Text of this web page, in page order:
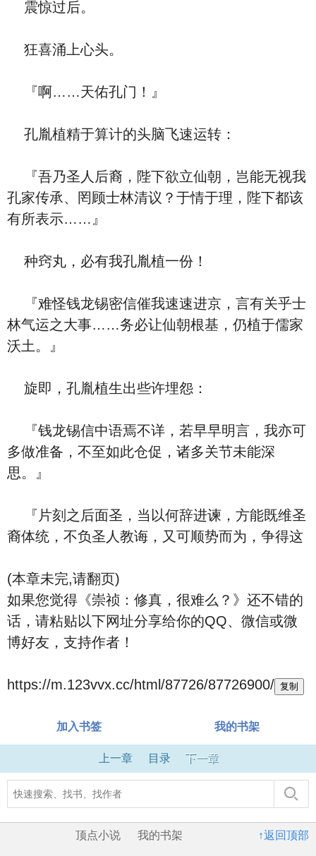
震惊过后。
狂喜涌上心头。
『啊……天佑孔门！』
孔胤植精于算计的头脑飞速运转：
『吾乃圣人后裔，陛下欲立仙朝，岂能无视我
孔家传承、罔顾士林清议？于情于理，陛下都该
有所表示……』
种窍丸，必有我孔胤植一份！
『难怪钱龙锡密信催我速速进京，言有关乎士
林气运之大事……务必让仙朝根基，仍植于儒家
沃土。』
旋即，孔胤植生出些许埋怨：
『钱龙锡信中语焉不详，若早早明言，我亦可
多做准备，不至如此仓促，诸多关节未能深
思。』
『片刻之后面圣，当以何辞进谏，方能既维圣
裔体统，不负圣人教诲，又可顺势而为，争得这
(本章未完,请翻页)
如果您觉得《崇祯：修真，很难么？》还不错的
话，请粘贴以下网址分享给你的QQ、微信或微
博好友，支持作者！
https://m.123vvx.cc/html/87726/87726900/ 复制
加入书签 我的书架
上一章 目录 下一章
↑返回顶部
顶点小说 我的书架